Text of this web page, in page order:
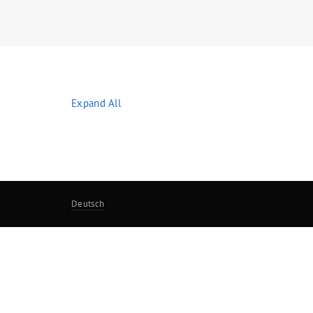
Expand All
Deutsch